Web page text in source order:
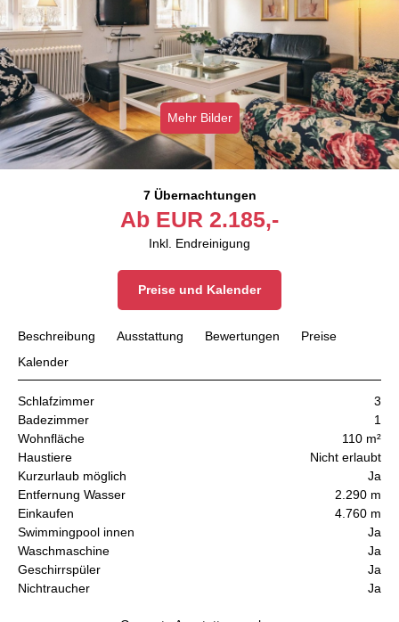
Mehr Bilder
7 Übernachtungen
Ab EUR 2.185,-
Inkl. Endreinigung
Preise und Kalender
Beschreibung Ausstattung Bewertungen
Preise
Kalender
Schlafzimmer
3
Badezimmer
1
Wohnfläche
110 m²
Haustiere
Nicht erlaubt
Kurzurlaub möglich
Ja
Entfernung Wasser
2.290 m
Einkaufen
4.760 m
Swimmingpool innen
Ja
Waschmaschine
Ja
Geschirrspüler
Ja
Nichtraucher
Ja